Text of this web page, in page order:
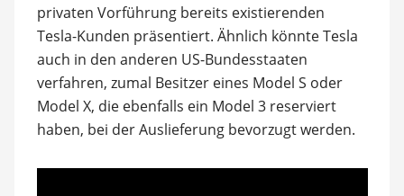
privaten Vorführung bereits existierenden
Tesla-Kunden präsentiert. Ähnlich könnte Tesla
auch in den anderen US-Bundesstaaten
verfahren, zumal Besitzer eines Model S oder
Model X, die ebenfalls ein Model 3 reserviert
haben, bei der Auslieferung bevorzugt werden.